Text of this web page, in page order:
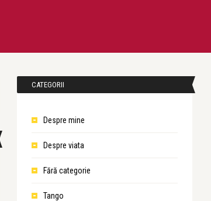
CATEGORII
Despre mine
Despre viata
Fără categorie
Tango